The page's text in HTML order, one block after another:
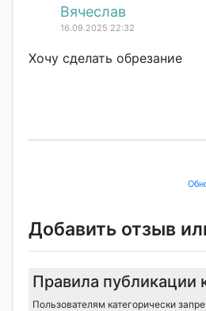
Вячеслав
16.09.2025 22:32
Хочу сделать обрезание
Добавить отзыв
Правила публикации
Пользователям категорически